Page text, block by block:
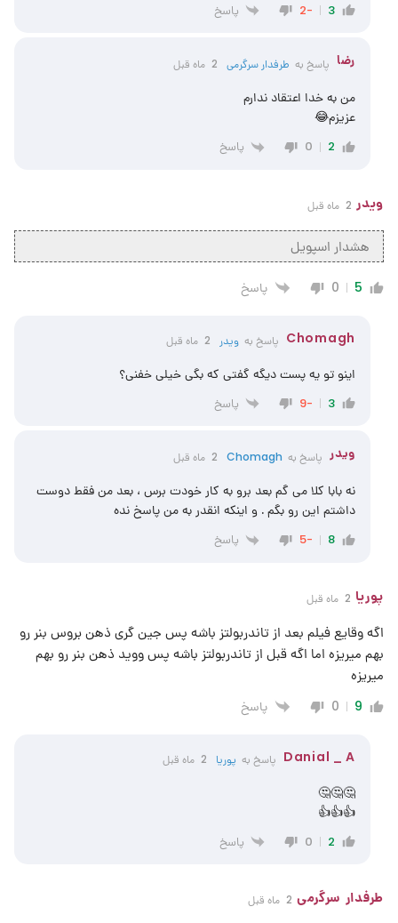
3
-2 پاسخ
رضا پاسخ به طرفدار سرگرمی 2 ماه قبل
من به خدا اعتقاد ندارم
عزیزم😂
2
0 پاسخ
ویدر 2 ماه قبل
هشدار اسپویل
5
0 پاسخ
Chomagh پاسخ به ویدر 2 ماه قبل
اینو تو یه پست دیگه گفتی که بگی خیلی خفنی؟
3
-9 پاسخ
ویدر پاسخ به Chomagh 2 ماه قبل
نه بابا کلا می گم بعد برو به کار خودت برس ، بعد من فقط دوست
داشتم این رو بگم . و اینکه انقدر به من پاسخ نده
8
-5 پاسخ
پوریا 2 ماه قبل
اگه وقایع فیلم بعد از تاندربولتز باشه پس جین گری ذهن بروس بنر رو
بهم میریزه اما اگه قبل از تاندربولتز باشه پس ووید ذهن بنر رو بهم
میریزه
9
0 پاسخ
Danial _ A پاسخ به پوریا 2 ماه قبل
🤔🤔🤔
👍👍👍
2
0 پاسخ
طرفدار سرگرمی 2 ماه قبل